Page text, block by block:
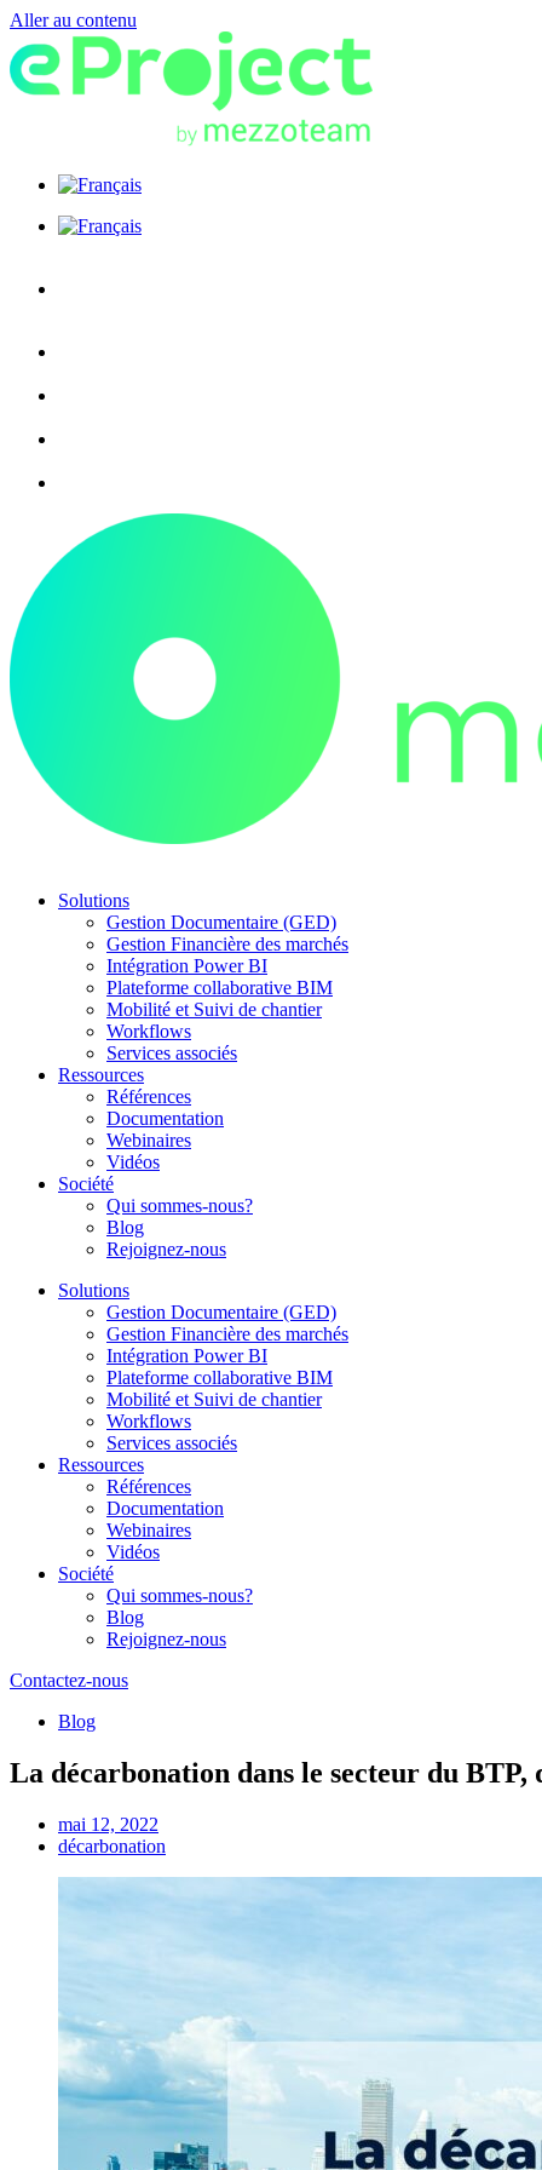
Aller au contenu
Solutions
Gestion Documentaire (GED)
Gestion Financière des marchés
Intégration Power BI
Plateforme collaborative BIM
Mobilité et Suivi de chantier
Workflows
Services associés
Ressources
Références
Documentation
Webinaires
Vidéos
Société
Qui sommes-nous?
Blog
Rejoignez-nous
Solutions
Gestion Documentaire (GED)
Gestion Financière des marchés
Intégration Power BI
Plateforme collaborative BIM
Mobilité et Suivi de chantier
Workflows
Services associés
Ressources
Références
Documentation
Webinaires
Vidéos
Société
Qui sommes-nous?
Blog
Rejoignez-nous
Contactez-nous
Blog
La décarbonation dans le secteur du
mai 12, 2022
décarbonation